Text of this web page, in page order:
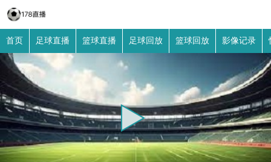
首页 足球直播 篮球直播 足球回放 篮球回放 影像记录